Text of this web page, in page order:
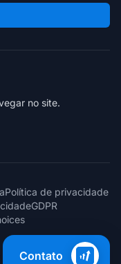
no site.
Política de privacidade
GDPR
direitos reservados.
Contato